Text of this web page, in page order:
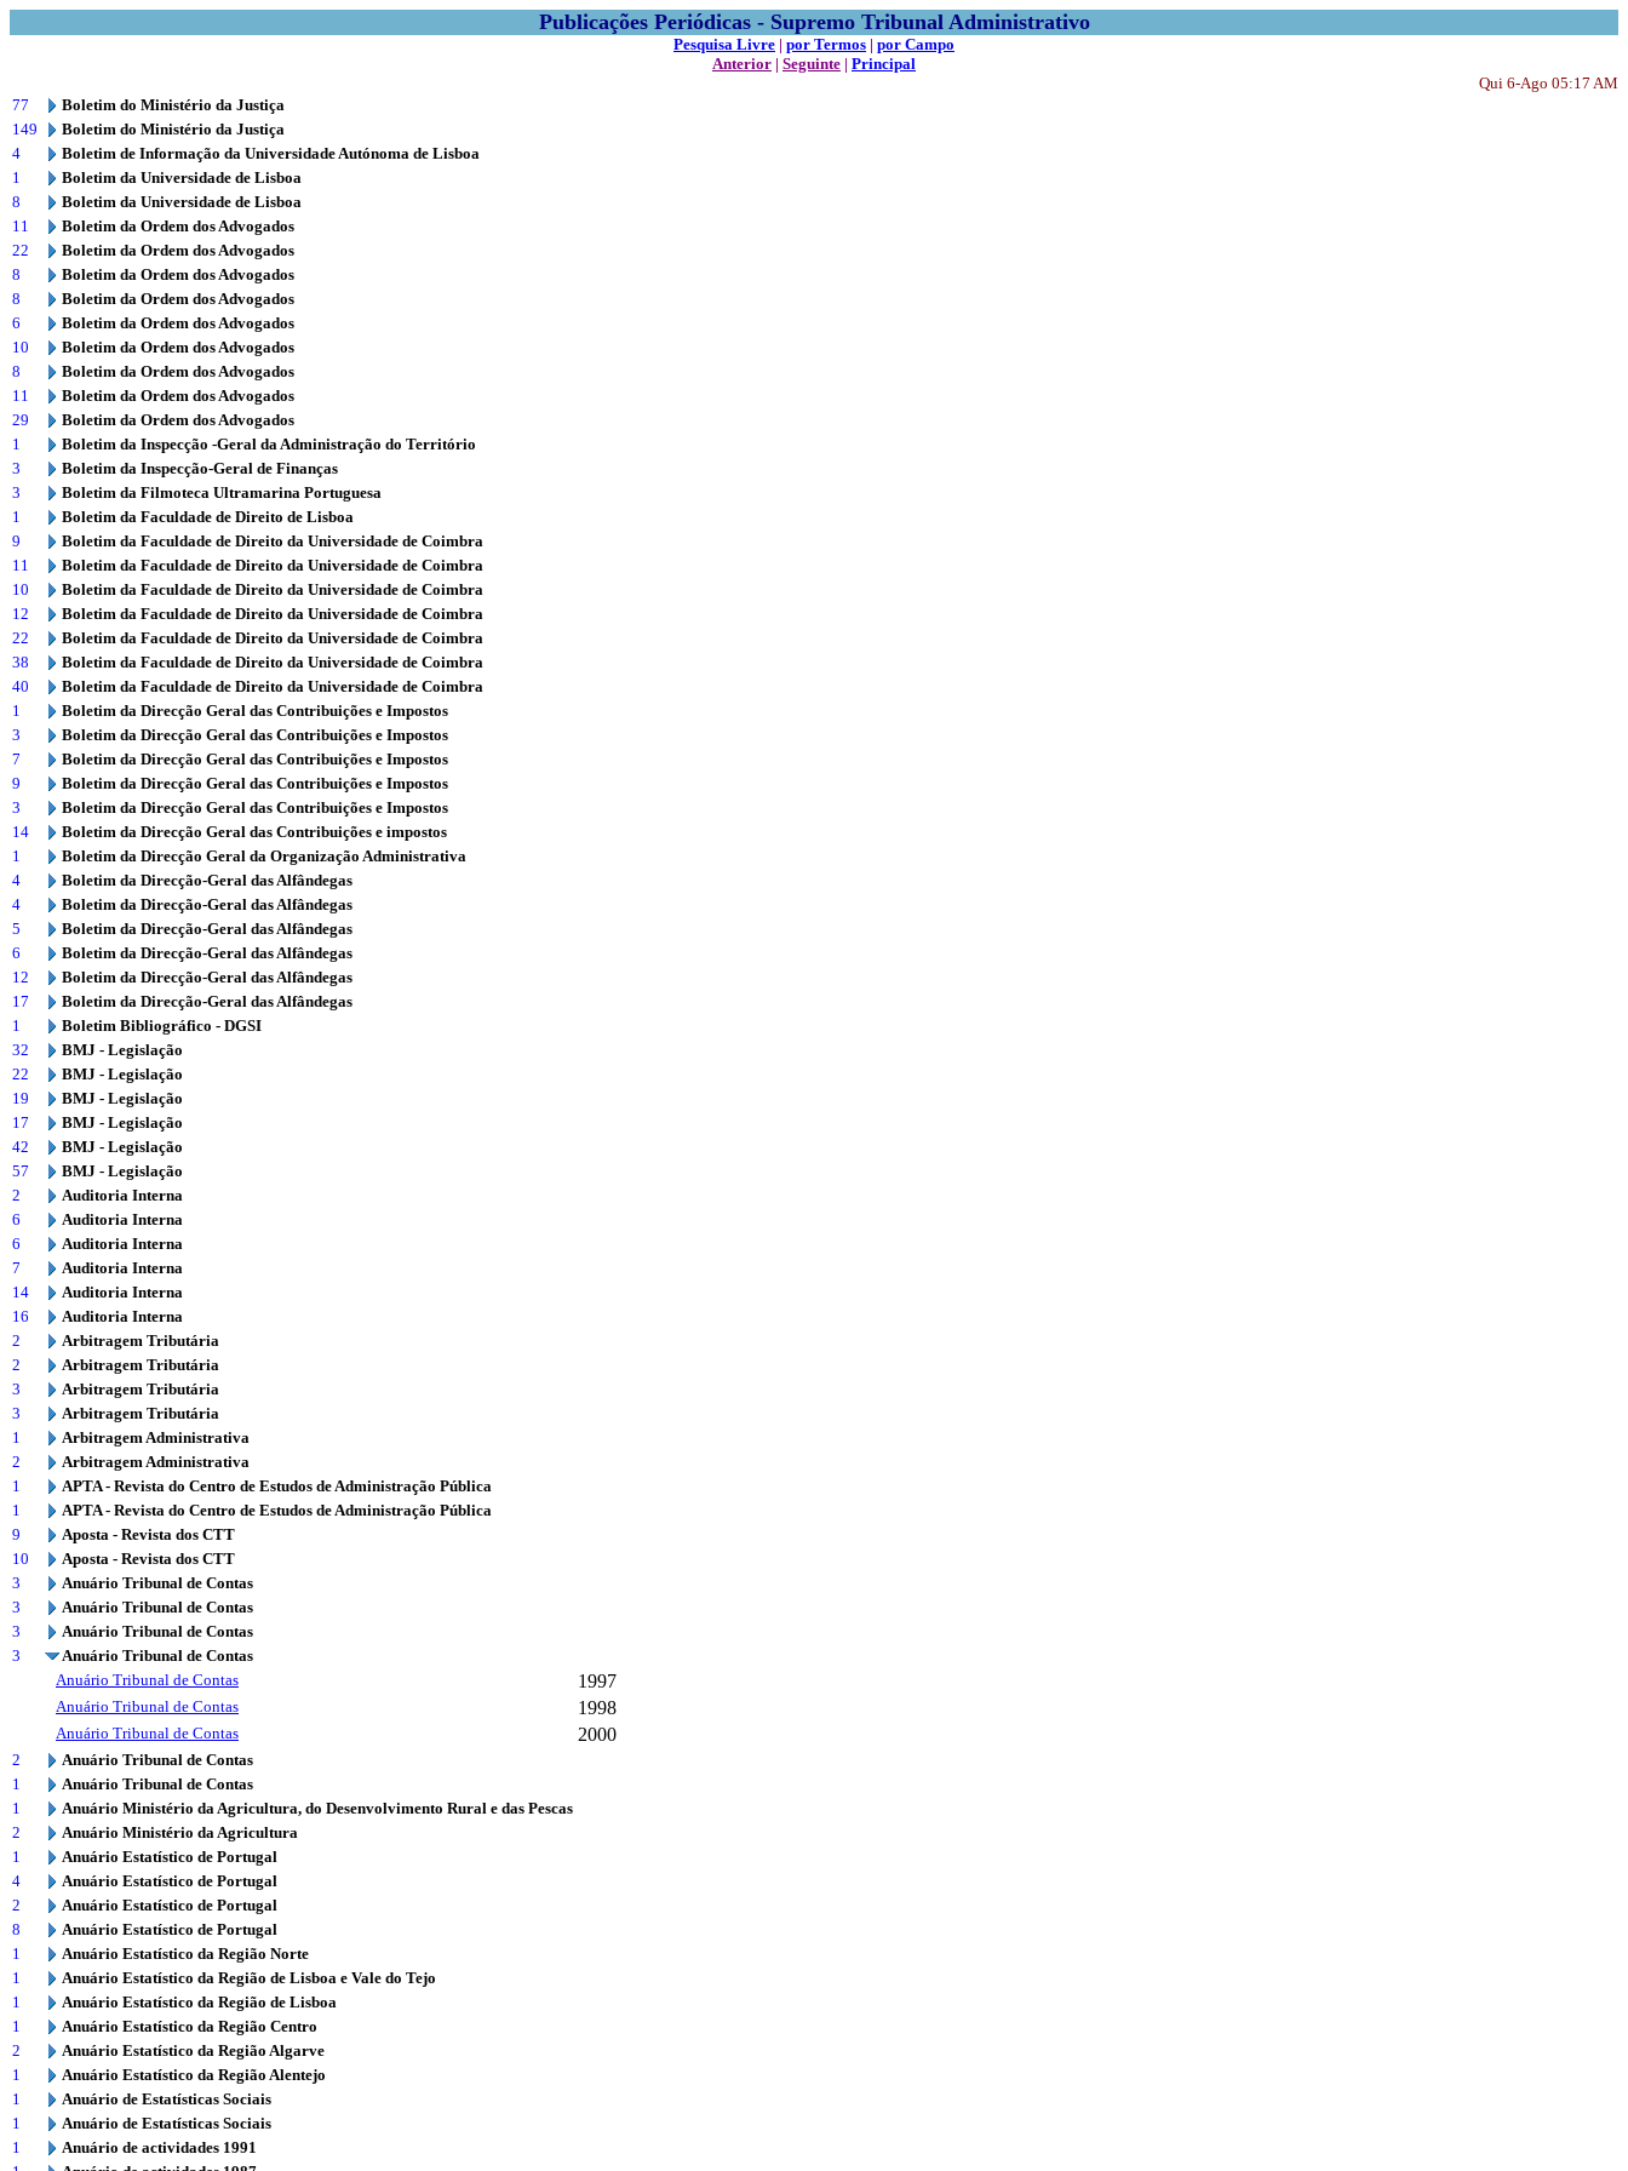
Publicações Periódicas - Supremo Tribunal Administrativo
Pesquisa Livre | por Termos | por Campo
Anterior | Seguinte | Principal
Qui 6-Ago 05:17 AM
77
Boletim do Ministério da Justiça
149
Boletim do Ministério da Justiça
4
Boletim de Informação da Universidade Autónoma de Lisboa
1
Boletim da Universidade de Lisboa
8
Boletim da Universidade de Lisboa
11
Boletim da Ordem dos Advogados
22
Boletim da Ordem dos Advogados
8
Boletim da Ordem dos Advogados
8
Boletim da Ordem dos Advogados
6
Boletim da Ordem dos Advogados
10
Boletim da Ordem dos Advogados
8
Boletim da Ordem dos Advogados
11
Boletim da Ordem dos Advogados
29
Boletim da Ordem dos Advogados
1
Boletim da Inspecção -Geral da Administração do Território
3
Boletim da Inspecção-Geral de Finanças
3
Boletim da Filmoteca Ultramarina Portuguesa
1
Boletim da Faculdade de Direito de Lisboa
9
Boletim da Faculdade de Direito da Universidade de Coimbra
11
Boletim da Faculdade de Direito da Universidade de Coimbra
10
Boletim da Faculdade de Direito da Universidade de Coimbra
12
Boletim da Faculdade de Direito da Universidade de Coimbra
22
Boletim da Faculdade de Direito da Universidade de Coimbra
38
Boletim da Faculdade de Direito da Universidade de Coimbra
40
Boletim da Faculdade de Direito da Universidade de Coimbra
1
Boletim da Direcção Geral das Contribuições e Impostos
3
Boletim da Direcção Geral das Contribuições e Impostos
7
Boletim da Direcção Geral das Contribuições e Impostos
9
Boletim da Direcção Geral das Contribuições e Impostos
3
Boletim da Direcção Geral das Contribuições e Impostos
14
Boletim da Direcção Geral das Contribuições e impostos
1
Boletim da Direcção Geral da Organização Administrativa
4
Boletim da Direcção-Geral das Alfândegas
4
Boletim da Direcção-Geral das Alfândegas
5
Boletim da Direcção-Geral das Alfândegas
6
Boletim da Direcção-Geral das Alfândegas
12
Boletim da Direcção-Geral das Alfândegas
17
Boletim da Direcção-Geral das Alfândegas
1
Boletim Bibliográfico - DGSI
32
BMJ - Legislação
22
BMJ - Legislação
19
BMJ - Legislação
17
BMJ - Legislação
42
BMJ - Legislação
57
BMJ - Legislação
2
Auditoria Interna
6
Auditoria Interna
6
Auditoria Interna
7
Auditoria Interna
14
Auditoria Interna
16
Auditoria Interna
2
Arbitragem Tributária
2
Arbitragem Tributária
3
Arbitragem Tributária
3
Arbitragem Tributária
1
Arbitragem Administrativa
2
Arbitragem Administrativa
1
APTA - Revista do Centro de Estudos de Administração Pública
1
APTA - Revista do Centro de Estudos de Administração Pública
9
Aposta - Revista dos CTT
10
Aposta - Revista dos CTT
3
Anuário Tribunal de Contas
3
Anuário Tribunal de Contas
3
Anuário Tribunal de Contas
3
Anuário Tribunal de Contas
Anuário Tribunal de Contas
1997
Anuário Tribunal de Contas 1998
Anuário Tribunal de Contas 2000
2
Anuário Tribunal de Contas
1
Anuário Tribunal de Contas
1
Anuário Ministério da Agricultura, do Desenvolvimento Rural e das Pescas
2
Anuário Ministério da Agricultura
1
Anuário Estatístico de Portugal
4
Anuário Estatístico de Portugal
2
Anuário Estatístico de Portugal
8
Anuário Estatístico de Portugal
1
Anuário Estatístico da Região Norte
1
Anuário Estatístico da Região de Lisboa e Vale do Tejo
1
Anuário Estatístico da Região de Lisboa
1
Anuário Estatístico da Região Centro
2
Anuário Estatístico da Região Algarve
1
Anuário Estatístico da Região Alentejo
1
Anuário de Estatísticas Sociais
1
Anuário de Estatísticas Sociais
1
Anuário de actividades 1991